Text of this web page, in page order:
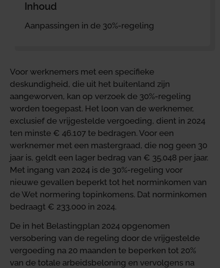
Inhoud
Aanpassingen in de 30%-regeling
Voor werknemers met een specifieke
deskundigheid, die uit het buitenland zijn
aangeworven, kan op verzoek de 30%-regeling
worden toegepast. Het loon van de werknemer,
exclusief de vrijgestelde vergoeding, dient in 2024
ten minste € 46.107 te bedragen. Voor een
werknemer met een mastergraad, die nog geen 30
jaar is, geldt een lager bedrag van € 35.048 per jaar.
Met ingang van 2024 is de 30%-regeling voor
nieuwe gevallen beperkt tot het norminkomen van
de Wet normering topinkomens. Dat norminkomen
bedraagt € 233.000 in 2024.
De in het Belastingplan 2024 opgenomen
versobering van de regeling door de vrijgestelde
vergoeding na 20 maanden te beperken tot 20%
van de totale arbeidsbeloning en vervolgens na